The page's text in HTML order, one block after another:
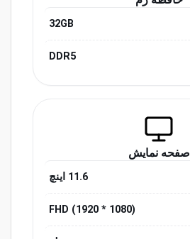
32GB
DDR5
صفحه نمایش
11.6 اینچ
(1080 * 1920) FHD